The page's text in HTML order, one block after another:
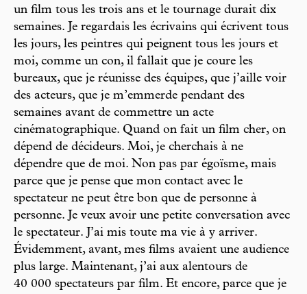
un film tous les trois ans et le tournage durait dix
semaines. Je regardais les écrivains qui écrivent tous
les jours, les peintres qui peignent tous les jours et
moi, comme un con, il fallait que je coure les
bureaux, que je réunisse des équipes, que j’aille voir
des acteurs, que je m’emmerde pendant des
semaines avant de commettre un acte
cinématographique. Quand on fait un film cher, on
dépend de décideurs. Moi, je cherchais à ne
dépendre que de moi. Non pas par égoïsme, mais
parce que je pense que mon contact avec le
spectateur ne peut être bon que de personne à
personne. Je veux avoir une petite conversation avec
le spectateur. J’ai mis toute ma vie à y arriver.
Évidemment, avant, mes films avaient une audience
plus large. Maintenant, j’ai aux alentours de
40 000 spectateurs par film. Et encore, parce que je